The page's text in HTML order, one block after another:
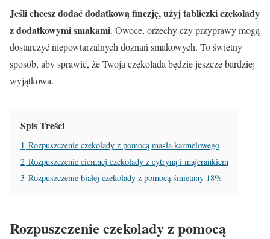
Jeśli chcesz dodać dodatkową finezję, użyj tabliczki czekolady
z dodatkowymi smakami. Owoce, orzechy czy przyprawy mogą
dostarczyć niepowtarzalnych doznań smakowych. To świetny
sposób, aby sprawić, że Twoja czekolada będzie jeszcze bardziej
wyjątkowa.
Spis Treści
1 Rozpuszczenie czekolady z pomocą masła karmelowego
2 Rozpuszczenie ciemnej czekolady z cytryną i majerankiem
3 Rozpuszczenie białej czekolady z pomocą śmietany 18%
Rozpuszczenie czekolady z pomocą